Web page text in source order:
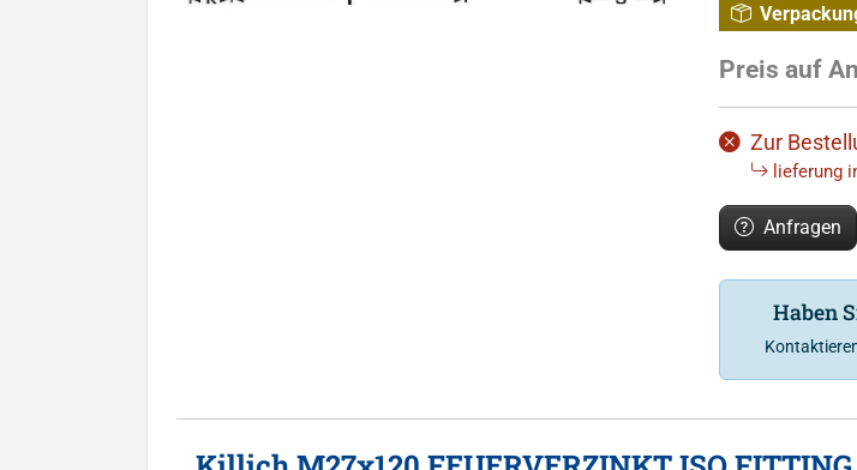
Preis auf
Zur
lieferung
Anfragen
Haben